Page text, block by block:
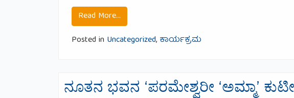
Read More…
Posted in Uncategorized, ಕಾರ್ಯಕ್ರಮ
ನೂತನ ಭವನ ‘ಪರಮೇಶ್ವರೀ ‘ಅಮ್ಮಾ’